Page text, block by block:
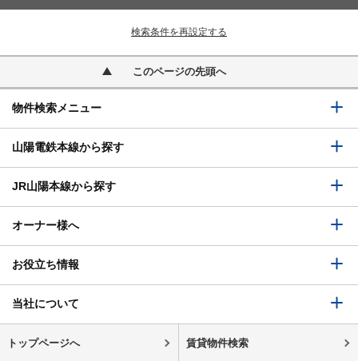
検索条件を再設定する
このページの先頭へ
物件検索メニュー
山陽電鉄本線から探す
JR山陽本線から探す
オーナー様へ
お役立ち情報
当社について
トップページへ 賃貸物件検索